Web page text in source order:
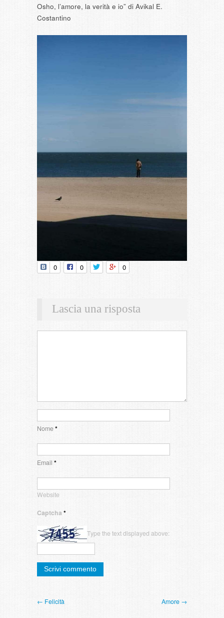
Osho, l’amore, la verità e io” di Avikal E.
Costantino
0 0 0
Lascia una risposta
Nome*
Email *
Website
Captcha *
Type the text displayed above:
← Felicità Amore →